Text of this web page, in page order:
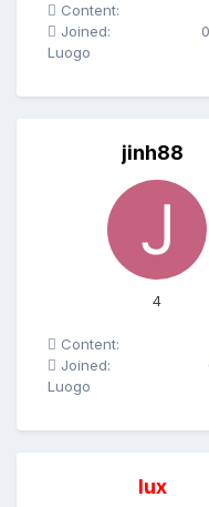
Content:
Joined:
Luogo
jinh88
4
Content:
Joined:
Luogo
lux